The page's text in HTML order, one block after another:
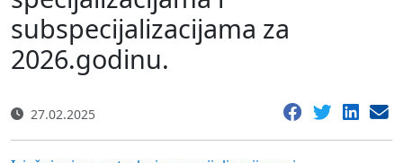
subspecijalizacijama za
2026.godinu.
27.02.2025